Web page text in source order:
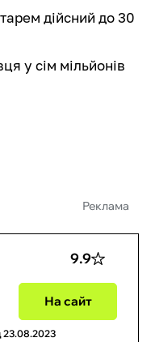
дійсний до 30
у сім мільйонів
Реклама
9.9
На сайт
23.08.2023